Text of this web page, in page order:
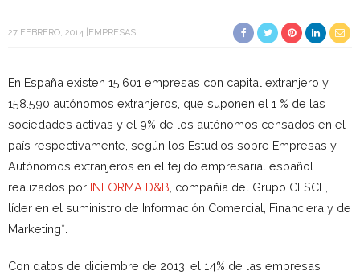
27 FEBRERO, 2014 EMPRESAS
En España existen 15.601 empresas con capital extranjero y
158.590 autónomos extranjeros, que suponen el 1 % de las
sociedades activas y el 9% de los autónomos censados en el
país respectivamente, según los Estudios sobre Empresas y
Autónomos extranjeros en el tejido empresarial español
realizados por INFORMA D&B , compañía del Grupo CESCE,
líder en el suministro de Información Comercial, Financiera y de
Marketing*.
Con datos de diciembre de 2013, el 14% de las empresas